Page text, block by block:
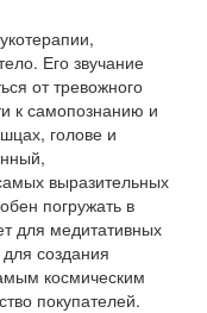
Его звучание
от тревожного
к самопознанию и
голове и
выразительных
погружать в
для медитативных
создания
космическим
покупателей.